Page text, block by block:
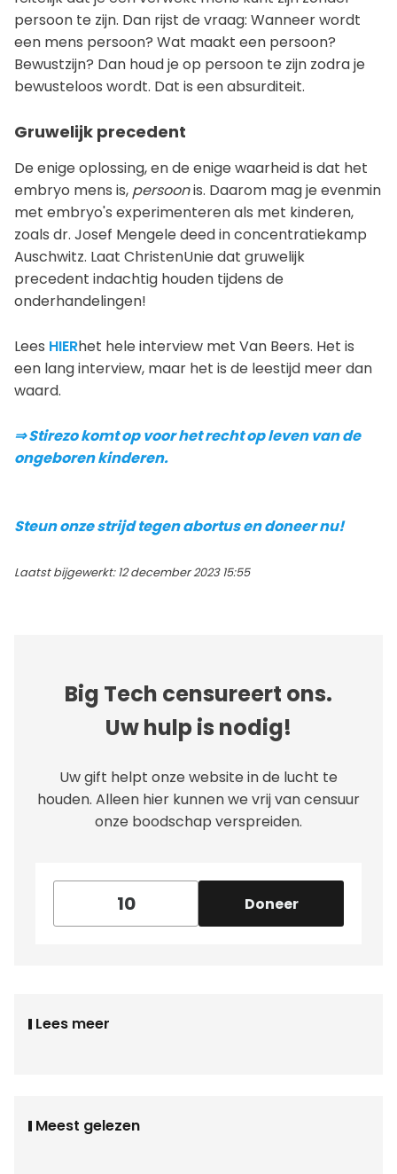
persoon te zijn. Dan rijst de vraag: Wanneer wordt
een mens persoon? Wat maakt een persoon?
Bewustzijn? Dan houd je op persoon te zijn zodra je
bewusteloos wordt. Dat is een absurditeit.
Gruwelijk precedent
De enige oplossing, en de enige waarheid is dat het
embryo mens is, persoonis. Daarom mag je evenmin
met embryo's experimenteren als met kinderen,
zoals dr. Josef Mengele deed in concentratiekamp
Auschwitz. Laat ChristenUnie dat gruwelijk
precedent indachtig houden tijdens de
onderhandelingen!
Lees HIERhet hele interview met Van Beers. Het is
een lang interview, maar het is de leestijd meer dan
waard.
⇒ Stirezo komt op voor het recht op leven van de
ongeboren kinderen.
Steun onze strijd tegen abortus en doneer nu!
Laatst bijgewerkt: 12 december 2023 15:55
Big Tech censureert ons.
Uw hulp is nodig!
Uw gift helpt onze website in de lucht te
houden. Alleen hier kunnen we vrij van censuur
onze boodschap verspreiden.
Doneer
Lees meer
Meest gelezen